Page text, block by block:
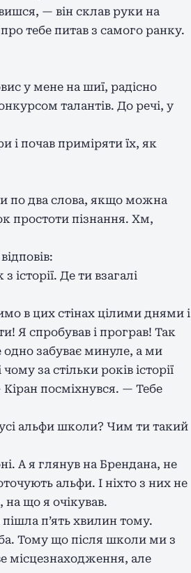
— він склав руки на
тебе питав з самого ранку.
у мене на шиї, радісно
талантів. До речі, у
і почав приміряти їх, як
по два слова, якщо можна
простоти пізнання. Хм,
Де ти взагалі
в цих стінах цілими днями і
Я спробував і програв! Так
одно забуває минуле, а ми
за стільки років історії
посміхнувся. — Тебе
альфи школи? Чим ти такий
А я глянув на Брендана, не
альфи. І ніхто з них не
що я очікував.
п’ять хвилин тому.
Тому що після школи ми з
місцезнаходження, але